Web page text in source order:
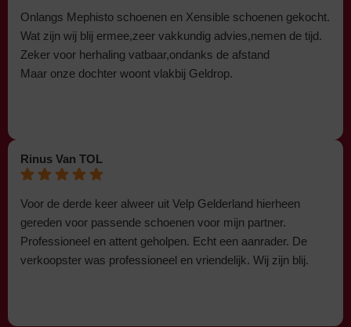
Onlangs Mephisto schoenen en Xensible schoenen gekocht.
Wat zijn wij blij ermee,zeer vakkundig advies,nemen de tijd.
Zeker voor herhaling vatbaar,ondanks de afstand
Maar onze dochter woont vlakbij Geldrop.
Rinus Van TOL
Voor de derde keer alweer uit Velp Gelderland hierheen
gereden voor passende schoenen voor mijn partner.
Professioneel en attent geholpen. Echt een aanrader. De
verkoopster was professioneel en vriendelijk. Wij zijn blij.